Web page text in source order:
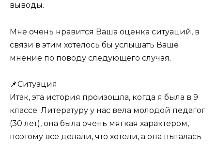
выводы.
Мне очень нравится Ваша оценка ситуаций, в
связи в этим хотелось бы услышать Ваше
мнение по поводу следующего случая.
📌Ситуация
Итак, эта история произошла, когда я была в 9
классе. Литературу у нас вела молодой педагог
(30 лет), она была очень мягкая характером,
поэтому все делали, что хотели, а она пыталась